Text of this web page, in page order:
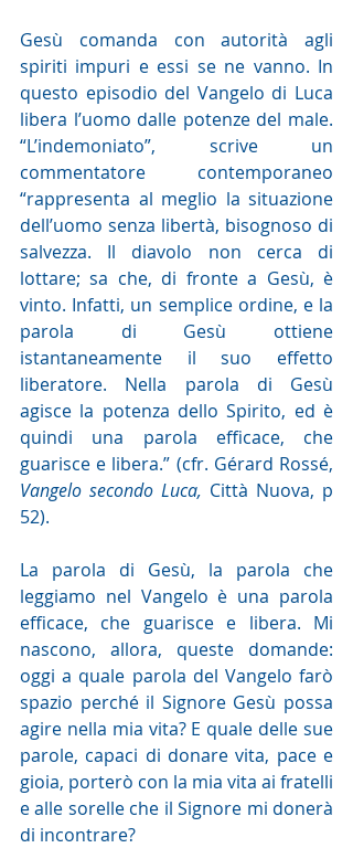
Gesù comanda con autorità agli
spiriti impuri e essi se ne vanno. In
questo episodio del Vangelo di Luca
libera l’uomo dalle potenze del male.
“L’indemoniato”, scrive un
commentatore contemporaneo
“rappresenta al meglio la situazione
dell’uomo senza libertà, bisognoso di
salvezza. Il diavolo non cerca di
lottare; sa che, di fronte a Gesù, è
vinto. Infatti, un semplice ordine, e la
parola di Gesù ottiene
istantaneamente il suo effetto
liberatore. Nella parola di Gesù
agisce la potenza dello Spirito, ed è
quindi una parola efficace, che
Vangelo secondo Luca, Città Nuova, p
52).
La parola di Gesù, la parola che
leggiamo nel Vangelo è una parola
efficace, che guarisce e libera. Mi
nascono, allora, queste domande:
oggi a quale parola del Vangelo farò
spazio perché il Signore Gesù possa
agire nella mia vita? E quale delle sue
parole, capaci di donare vita, pace e
gioia, porterò con la mia vita ai fratelli
e alle sorelle che il Signore mi donerà
di incontrare?